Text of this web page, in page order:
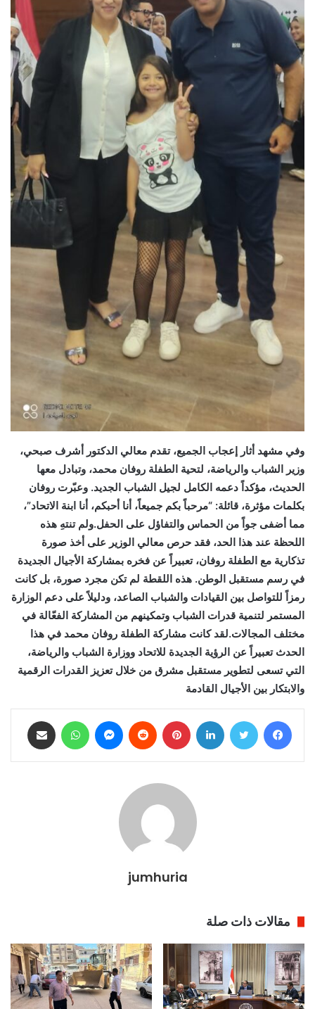
وفي مشهد أثار إعجاب الجميع، تقدم معالي الدكتور أشرف صبحي،
وزير الشباب والرياضة، لتحية الطفلة روفان محمد، وتبادل معها
الحديث، مؤكداً دعمه الكامل لجيل الشباب الجديد. وعبّرت روفان
بكلمات مؤثرة، قائلة: “مرحباً بكم جميعاً، أنا أحبكم، أنا ابنة الاتحاد”،
مما أضفى جواً من الحماس والتفاؤل على الحفل.ولم تنتهِ هذه
اللحظة عند هذا الحد، فقد حرص معالي الوزير على أخذ صورة
تذكارية مع الطفلة روفان، تعبيراً عن فخره بمشاركة الأجيال الجديدة
في رسم مستقبل الوطن. هذه اللقطة لم تكن مجرد صورة، بل كانت
رمزاً للتواصل بين القيادات والشباب الصاعد، ودليلاً على دعم الوزارة
المستمر لتنمية قدرات الشباب وتمكينهم من المشاركة الفعّالة في
مختلف المجالات.لقد كانت مشاركة الطفلة روفان محمد في هذا
الحدث تعبيراً عن الرؤية الجديدة للاتحاد ووزارة الشباب والرياضة،
التي تسعى لتطوير مستقبل مشرق من خلال تعزيز القدرات الرقمية
والابتكار بين الأجيال القادمة
فيسبوك تويتر لينكدإن بينتيريست ماسنجر واتساب
jumhuria
مقالات ذات صلة